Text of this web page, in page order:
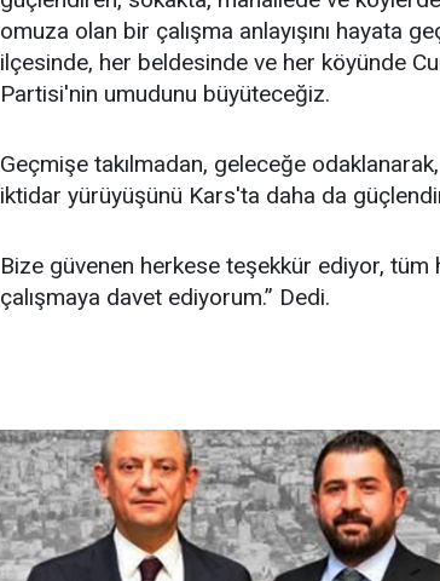
omuza olan bir çalışma anlayışını hayata
ilçesinde, her beldesinde ve her köyünde
Partisi'nin umudunu büyüteceğiz.
Geçmişe takılmadan, geleceğe
iktidar yürüyüşünü Kars'ta daha da
Bize güvenen herkese teşekkür ediyor,
çalışmaya davet ediyorum.” Dedi.